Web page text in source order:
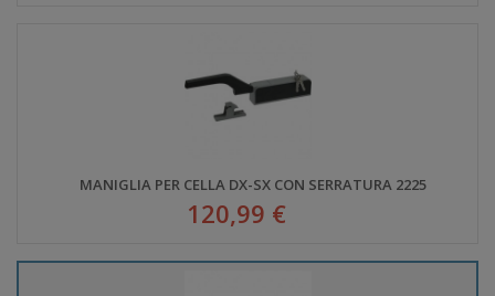
MANIGLIA PER CELLA DX-SX CON SERRATURA 2225
120,99 €